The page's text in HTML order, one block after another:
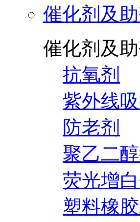
催化剂及助
催化剂及助
抗氧剂
紫外线
防老剂
聚乙二
荧光增白
塑料橡